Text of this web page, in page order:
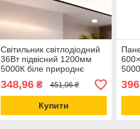
Світильник світлодіодний
36Вт підвісний 1200мм
5000К біле природнє
світло
348,96₴ 451,06 ₴
Купити
без